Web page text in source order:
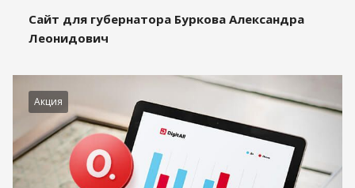
Сайт для губернатора Буркова Александра
Леонидович
Акция